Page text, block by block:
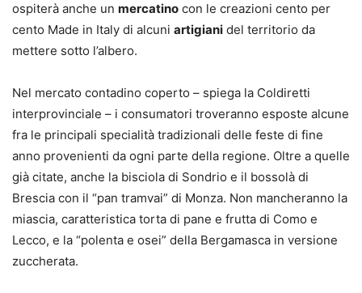
ospiterà anche un mercatino con le creazioni cento per
cento Made in Italy di alcuni artigiani del territorio da
mettere sotto l’albero.
Nel mercato contadino coperto – spiega la Coldiretti
interprovinciale – i consumatori troveranno esposte alcune
fra le principali specialità tradizionali delle feste di fine
anno provenienti da ogni parte della regione. Oltre a quelle
già citate, anche la bisciola di Sondrio e il bossolà di
Brescia con il “pan tramvai” di Monza. Non mancheranno la
miascia, caratteristica torta di pane e frutta di Como e
Lecco, e la “polenta e osei” della Bergamasca in versione
zuccherata.